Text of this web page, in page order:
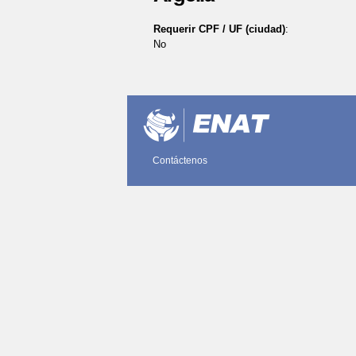
Requerir CPF / UF (ciudad):
No
Documento
Contáctenos